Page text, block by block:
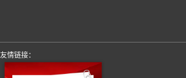
友情链接：